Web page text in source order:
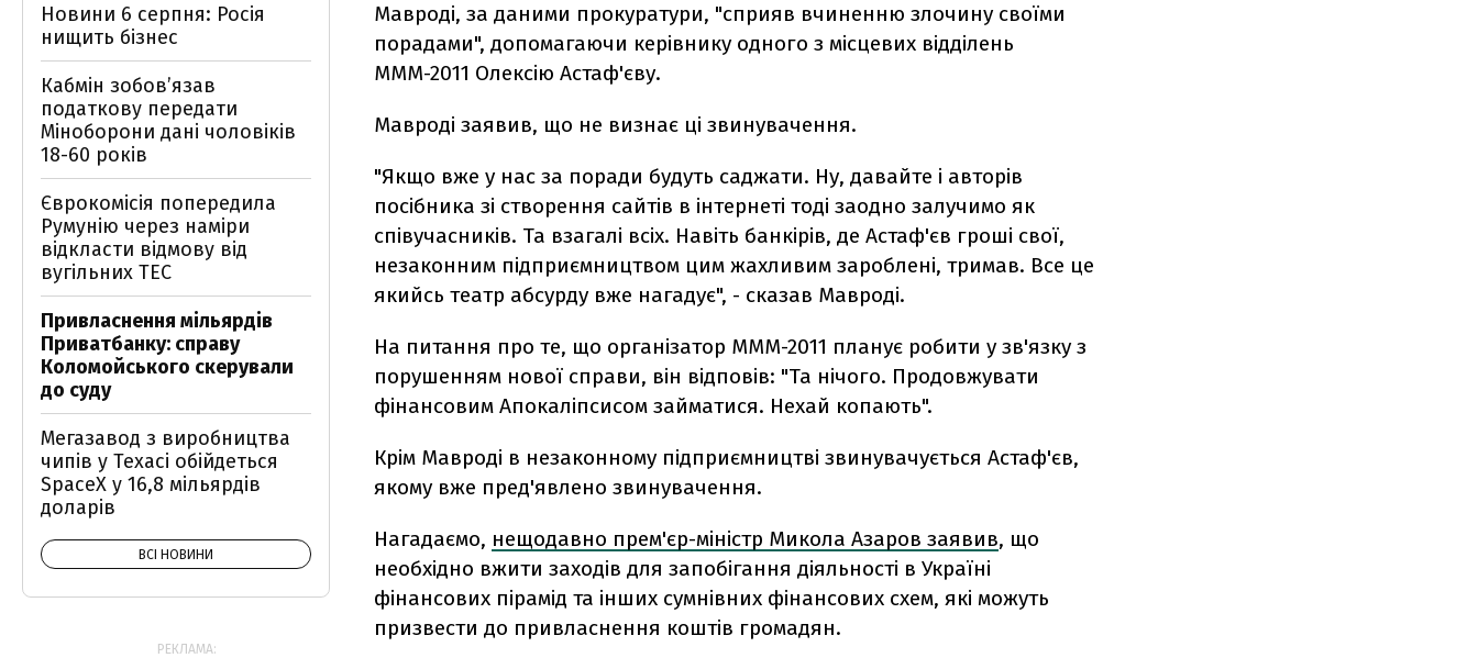
Мавроді, за даними прокуратури, "сприяв вчиненню злочину своїми
порадами", допомагаючи керівнику одного з місцевих відділень
МММ-2011 Олексію Астаф'єву.
Мавроді заявив, що не визнає ці звинувачення.
"Якщо вже у нас за поради будуть саджати. Ну, давайте і авторів
посібника зі створення сайтів в інтернеті тоді заодно залучимо як
співучасників. Та взагалі всіх. Навіть банкірів, де Астаф'єв гроші свої,
незаконним підприємництвом цим жахливим зароблені, тримав. Все це
якийсь театр абсурду вже нагадує", - сказав Мавроді.
На питання про те, що організатор МММ-2011 планує робити у зв'язку з
порушенням нової справи, він відповів: "Та нічого. Продовжувати
фінансовим Апокаліпсисом займатися. Нехай копають".
Крім Мавроді в незаконному підприємництві звинувачується Астаф'єв,
якому вже пред'явлено звинувачення.
Нагадаємо, нещодавно прем'єр-міністр Микола Азаров заявив, що
необхідно вжити заходів для запобігання діяльності в Україні
фінансових пірамід та інших сумнівних фінансових схем, які можуть
призвести до привласнення коштів громадян.
Новини 6 серпня: Росія
нищить бізнес
Кабмін зобовʼязав
податкову передати
Міноборони дані чоловіків
18-60 років
Єврокомісія попередила
Румунію через наміри
відкласти відмову від
вугільних ТЕС
Привласнення мільярдів
Приватбанку: справу
Коломойського скерували
до суду
Мегазавод з виробництва
чипів у Техасі обійдеться
SpaceX у 16,8 мільярдів
доларів
ВСІ НОВИНИ
РЕКЛАМА: